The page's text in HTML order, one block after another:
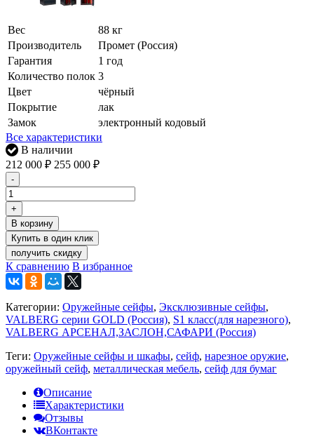
Вес
88 кг
Производитель
Промет (Россия)
Гарантия
1 год
Количество полок 3
Цвет
чёрный
Покрытие
лак
Замок
электронный кодовый
Все характеристики
В наличии
212 000 ₽ 255 000 ₽
-
+
В корзину
получить скидку
К сравнению В избранное
Категории: Оружейные сейфы, Эксклюзивные сейфы,
VALBERG серии GOLD (Россия), S1 класс(для нарезного),
VALBERG АРСЕНАЛ,ЗАСЛОН,САФАРИ (Россия)
Теги: Оружейные сейфы и шкафы, сейф, нарезное оружие,
оружейный сейф, металлическая мебель, сейф для бумаг
Описание
Характеристики
Отзывы
ВКонтакте